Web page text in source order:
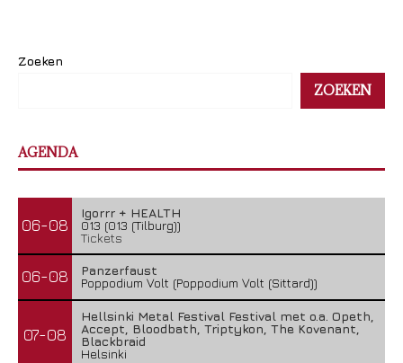
Zoeken
ZOEKEN
AGENDA
06-08
Igorrr + HEALTH
013 (013 (Tilburg))
Tickets
06-08
Panzerfaust
Poppodium Volt (Poppodium Volt (Sittard))
07-08
Hellsinki Metal Festival Festival met o.a. Opeth,
Accept, Bloodbath, Triptykon, The Kovenant,
Blackbraid
Helsinki